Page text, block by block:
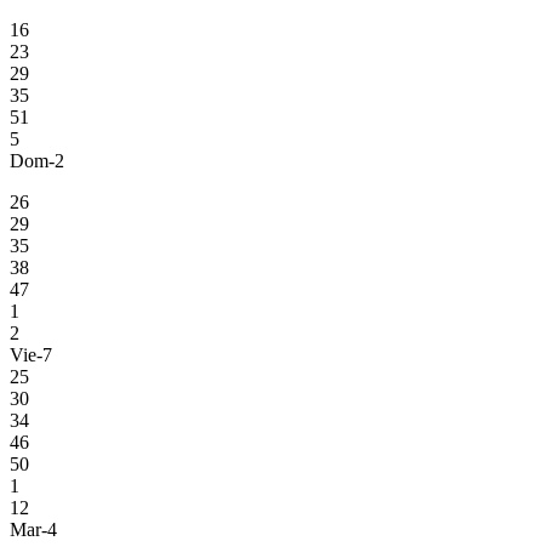
16
23
29
35
51
5
Dom-2
26
29
35
38
47
1
2
Vie-7
25
30
34
46
50
1
12
Mar-4